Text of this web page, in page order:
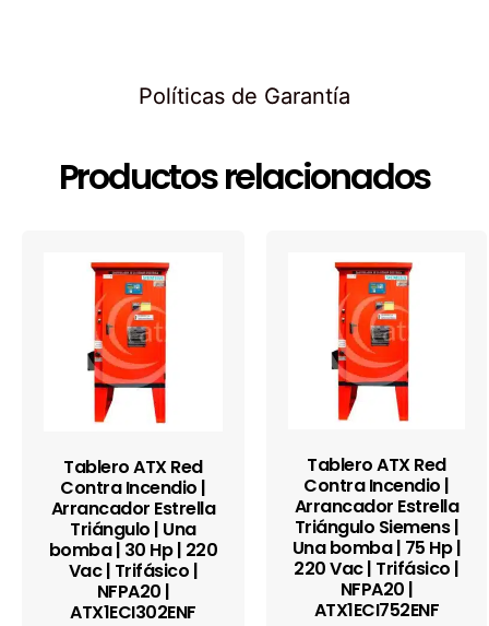
Políticas de Garantía
Productos relacionados
Tablero ATX Red
Contra Incendio |
Arrancador Estrella
Triángulo | Una
bomba | 30 Hp | 220
Vac | Trifásico |
NFPA20 |
ATX1ECI302ENF
Tablero ATX Red
Contra Incendio |
Arrancador Estrella
Triángulo Siemens |
Una bomba | 75 Hp |
220 Vac | Trifásico |
NFPA20 |
ATX1ECI752ENF